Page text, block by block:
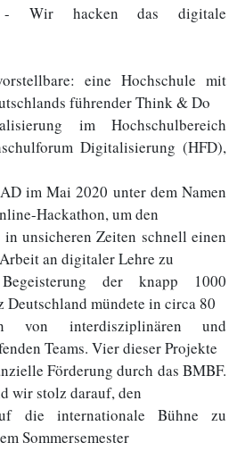
- Wir hacken das digitale
eine Hochschule mit
führender Think & Do
im Hochschulbereich
Digitalisierung (HFD),
im Mai 2020 unter dem Namen
Hackathon, um den
unsicheren Zeiten schnell einen
an digitaler Lehre zu
der knapp 1000
Deutschland mündete in circa 80
von interdisziplinären und
Teams. Vier dieser Projekte
Förderung durch das BMBF.
wir stolz darauf, den
die internationale Bühne zu
Sommersemester